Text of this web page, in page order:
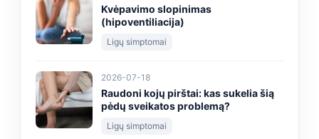
Kvėpavimo slopinimas
(hipoventiliacija)
Ligų simptomai
2026-07-18
Raudoni kojų pirštai: kas sukelia šią
pėdų sveikatos problemą?
Ligų simptomai